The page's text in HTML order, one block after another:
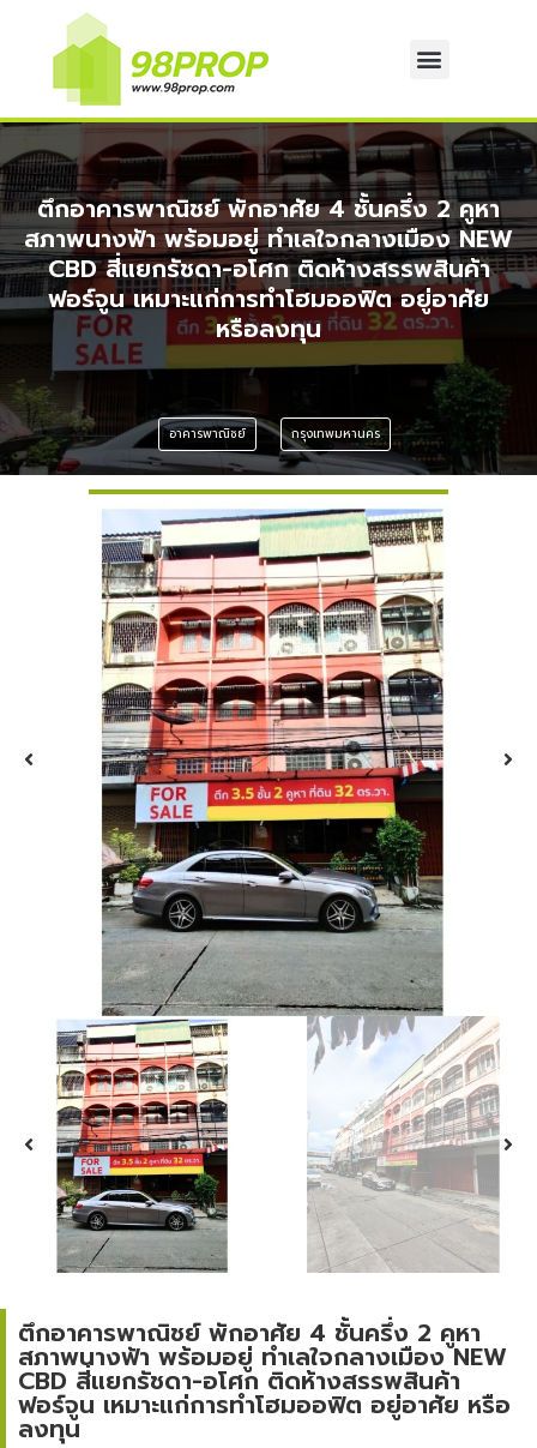
ตึกอาคารพาณิชย์ พักอาศัย 4 ชั้นครึ่ง 2 คูหา
สภาพนางฟ้า พร้อมอยู่ ทำเลใจกลางเมือง NEW
CBD สี่แยกรัชดา-อโศก ติดห้างสรรพสินค้า
ฟอร์จูน เหมาะแก่การทำโฮมออฟิต อยู่อาศัย
หรือลงทุน
อาคารพาณิชย์ กรุงเทพมหานคร
ตึกอาคารพาณิชย์ พักอาศัย 4 ชั้นครึ่ง 2 คูหา
สภาพนางฟ้า พร้อมอยู่ ทำเลใจกลางเมือง NEW
CBD สี่แยกรัชดา-อโศก ติดห้างสรรพสินค้า
ฟอร์จูน เหมาะแก่การทำโฮมออฟิต อยู่อาศัย หรือ
ลงทุน